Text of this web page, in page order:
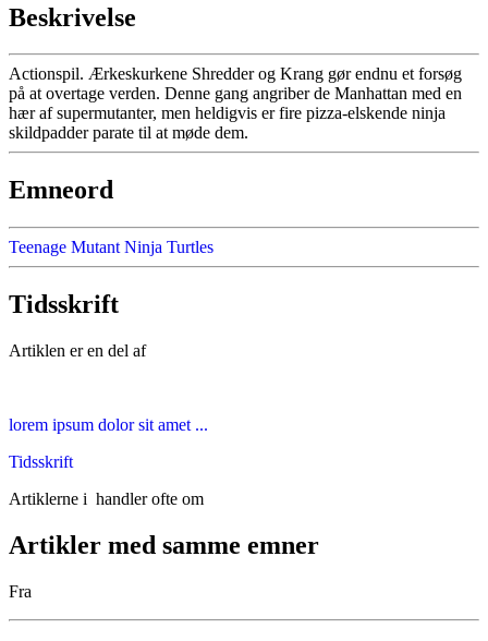
Beskrivelse
Actionspil. Ærkeskurkene Shredder og Krang gør endnu et forsøg
på at overtage verden. Denne gang angriber de Manhattan med en
hær af supermutanter, men heldigvis er fire pizza-elskende ninja
skildpadder parate til at møde dem.
Emneord
Teenage Mutant Ninja Turtles
Tidsskrift
Artiklen er en del af
lorem ipsum dolor sit amet ...
Tidsskrift
Artiklerne i handler ofte om
Artikler med samme emner
Fra